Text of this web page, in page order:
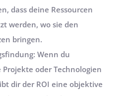
dass deine Ressourcen
werden, wo sie den
bringen.
Wenn du
Projekte oder Technologien
dir der ROI eine objektive